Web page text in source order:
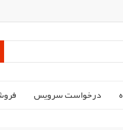
درخواست سرویس